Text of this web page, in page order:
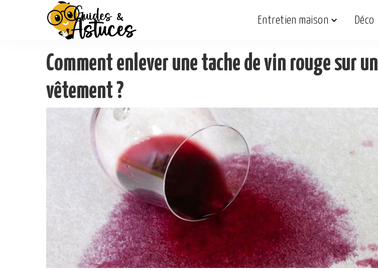
Entretien maison Déco
Comment enlever une tache de vin rouge sur un
vêtement ?